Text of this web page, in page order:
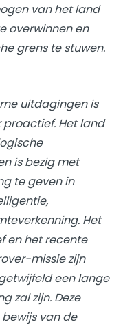
van het land
overwinnen en
grens te stuwen.
uitdagingen is
Het land
is bezig met
te geven in
Het
en het recente
missie zijn
een lange
zal zijn. Deze
van de